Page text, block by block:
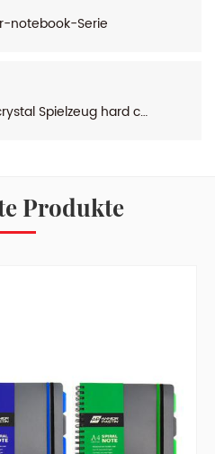
notebook-Serie
A5 Fall verbindlich crystal Spielzeug hard cover notebook
Produkte